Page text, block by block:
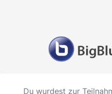
Du wurdest zur